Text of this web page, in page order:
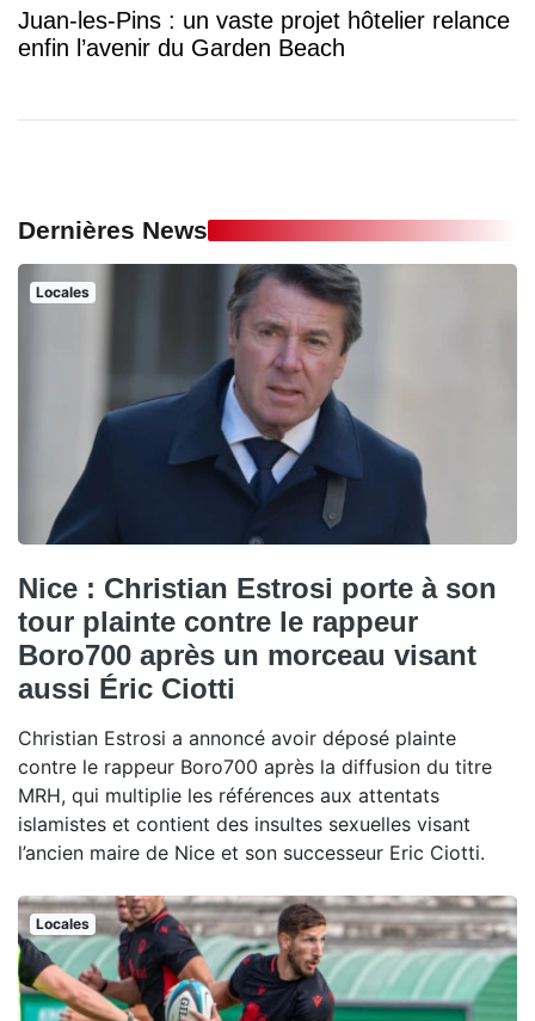
Juan-les-Pins : un vaste projet hôtelier relance
enfin l’avenir du Garden Beach
Dernières News
Locales
Nice : Christian Estrosi porte à son
tour plainte contre le rappeur
Boro700 après un morceau visant
aussi Éric Ciotti
Christian Estrosi a annoncé avoir déposé plainte
contre le rappeur Boro700 après la diffusion du titre
MRH, qui multiplie les références aux attentats
islamistes et contient des insultes sexuelles visant
l’ancien maire de Nice et son successeur Eric Ciotti.
Locales